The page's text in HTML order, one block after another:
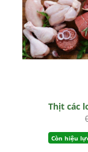
Thịt các
Còn hiệu